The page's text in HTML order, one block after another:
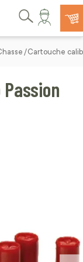
Rechercher
Cartouche